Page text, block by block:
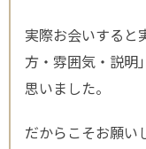
実際お会いすると
方・雰囲気・説明
思いました。
だからこそお願い